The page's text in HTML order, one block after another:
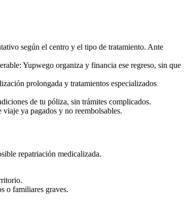
según el centro y el tipo de tratamiento. Ante
Yupwego organiza y financia ese regreso, sin que
prolongada y tratamientos especializados
de tu póliza, sin trámites complicados.
ya pagados y no reembolsables.
repatriación medicalizada.
o familiares graves.